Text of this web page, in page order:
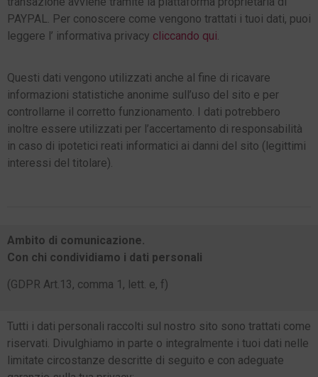
PAYPAL. Per conoscere come vengono trattati i tuoi dati, puoi
leggere l’ informativa privacy cliccando qui.
Questi dati vengono utilizzati anche al fine di ricavare
informazioni statistiche anonime sull’uso del sito e per
controllarne il corretto funzionamento. I dati potrebbero
inoltre essere utilizzati per l’accertamento di responsabilità
in caso di ipotetici reati informatici ai danni del sito (legittimi
interessi del titolare).
Ambito di comunicazione.
Con chi condividiamo i dati personali
(GDPR Art.13, comma 1, lett. e, f)
Tutti i dati personali raccolti sul nostro sito sono trattati come
riservati. Divulghiamo in parte o integralmente i tuoi dati nelle
limitate circostanze descritte di seguito e con adeguate